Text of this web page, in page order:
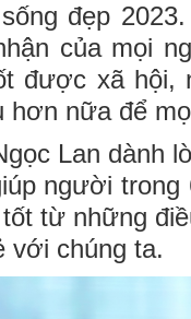
đẹp
của mọi
được xã hội,
hơn nữa để
Lan dành
người
từ những
với chúng ta.